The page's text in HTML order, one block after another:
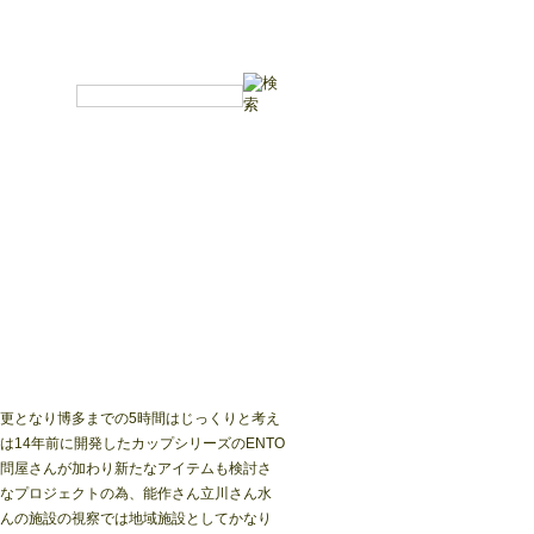
となり博多までの5時間はじっくりと考え
14年前に開発したカップシリーズのENTO
屋さんが加わり新たなアイテムも検討さ
プロジェクトの為、能作さん立川さん水
の施設の視察では地域施設としてかなり